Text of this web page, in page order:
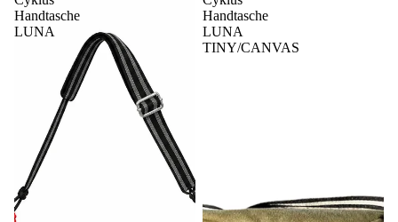
Handtasche
LUNA
Handtasche
LUNA
TINY/CANVAS